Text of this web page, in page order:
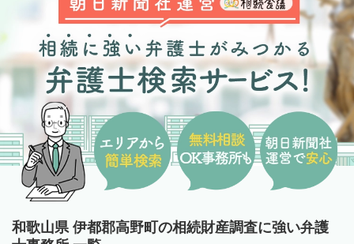
和歌山県 伊都郡高野町の相続財産調査に強い弁護